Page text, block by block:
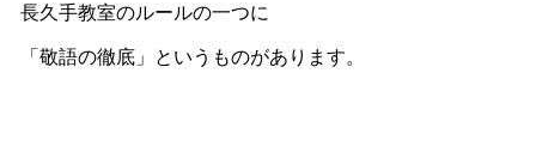
長久手教室のルールの一つに
「敬語の徹底」というものがあります。